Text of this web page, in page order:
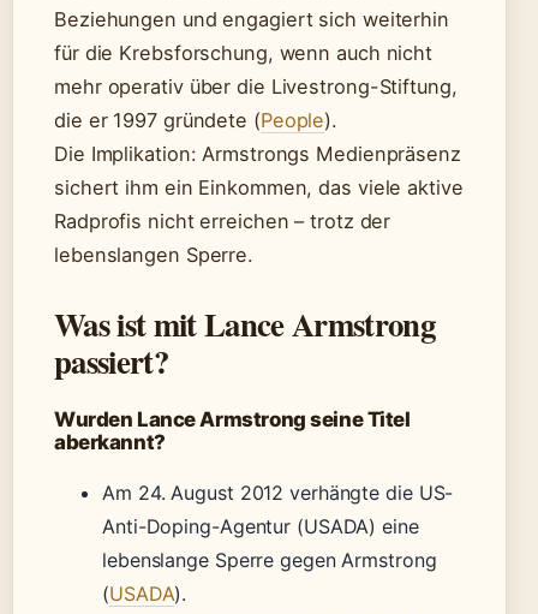
Beziehungen und engagiert sich weiterhin
für die Krebsforschung, wenn auch nicht
mehr operativ über die Livestrong-Stiftung,
die er 1997 gründete (People).
Die Implikation: Armstrongs Medienpräsenz
sichert ihm ein Einkommen, das viele aktive
Radprofis nicht erreichen – trotz der
lebenslangen Sperre.
Was ist mit Lance Armstrong
passiert?
Wurden Lance Armstrong seine Titel
aberkannt?
Am 24. August 2012 verhängte die US-
Anti-Doping-Agentur (USADA) eine
lebenslange Sperre gegen Armstrong
(USADA).